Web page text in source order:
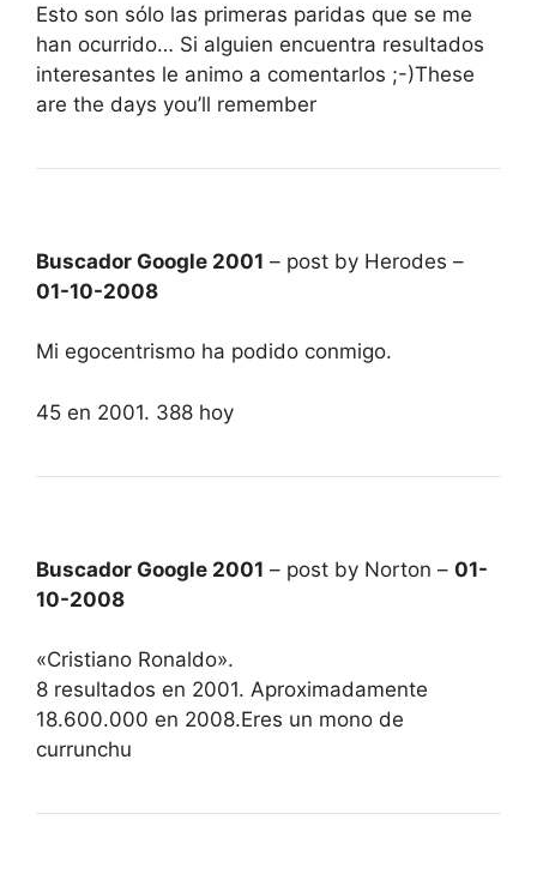
Esto son sólo las primeras paridas que se me
han ocurrido… Si alguien encuentra resultados
interesantes le animo a comentarlos ;-)These
are the days you’ll remember
Buscador Google 2001 – post by Herodes –
01-10-2008
Mi egocentrismo ha podido conmigo.
45 en 2001. 388 hoy
Buscador Google 2001 – post by Norton – 01-
10-2008
«Cristiano Ronaldo».
8 resultados en 2001. Aproximadamente
18.600.000 en 2008.Eres un mono de
currunchu